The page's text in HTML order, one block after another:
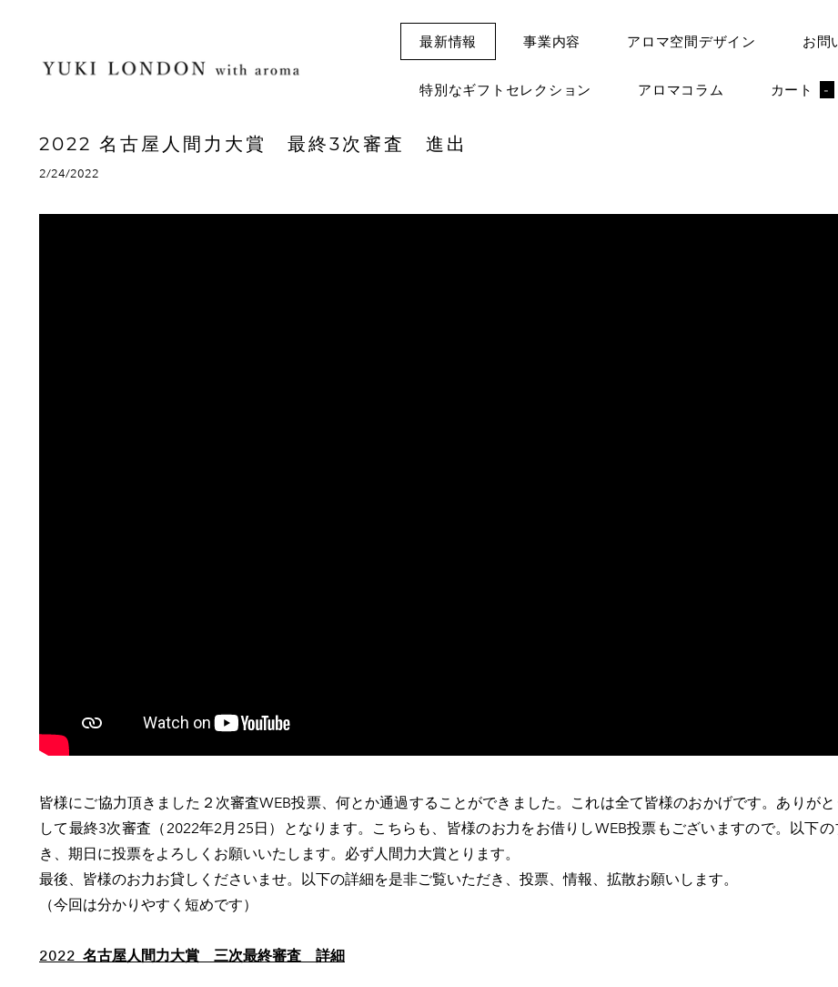
最新情報 事業内容 アロマ空間デザイン お問
特別なギフトセレクション アロマコラム カート -
2022 名古屋人間力大賞 最終3次審査 進出
2/24/2022
皆様にご協力頂きました２次審査WEB投票、何とか通過することができました。これは全て皆様のおかげです。ありが
して最終3次審査（2022年2月25日）となります。こちらも、皆様のお力をお借りしWEB投票もございますので。以下
き、期日に投票をよろしくお願いいたします。必ず人間力大賞とります。
最後、皆様のお力お貸しくださいませ。以下の詳細を是非ご覧いただき、投票、情報、拡散お願いします。
（今回は分かりやすく短めです）
2022 名古屋人間力大賞 三次最終審査 詳細